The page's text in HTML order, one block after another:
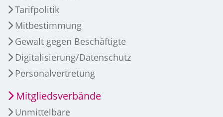
Tarifpolitik
Mitbestimmung
Gewalt gegen Beschäftigte
Digitalisierung/Datenschutz
Personalvertretung
Mitgliedsverbände
Unmittelbare